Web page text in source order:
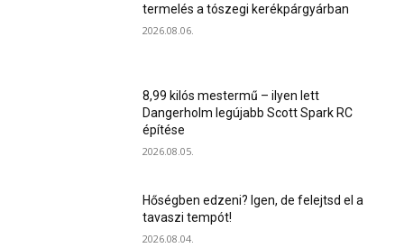
termelés a tószegi kerékpárgyárban
2026.08.06.
8,99 kilós mestermű – ilyen lett
Dangerholm legújabb Scott Spark RC
építése
2026.08.05.
Hőségben edzeni? Igen, de felejtsd el a
tavaszi tempót!
2026.08.04.